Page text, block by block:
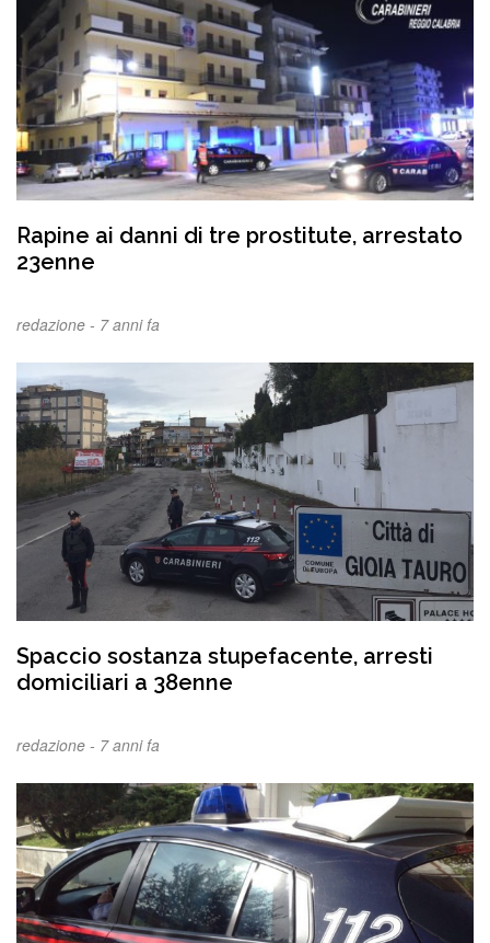
Rapine ai danni di tre prostitute, arrestato
23enne
redazione - 7 anni fa
Spaccio sostanza stupefacente, arresti
domiciliari a 38enne
redazione - 7 anni fa